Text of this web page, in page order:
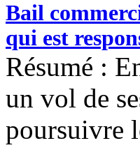
Bail
qui est
Résumé :
un vol de
poursuivre